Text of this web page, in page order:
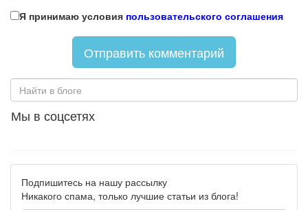
Я принимаю условия пользовательского соглашения
Мы в соцсетях
Подпишитесь на нашу рассылку
Никакого спама, только лучшие статьи из блога!